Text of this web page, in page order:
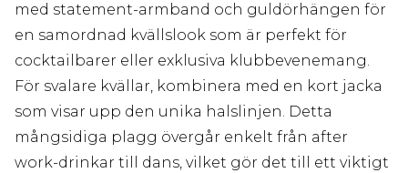
med statement-armband och guldörhängen för
en samordnad kvällslook som är perfekt för
cocktailbarer eller exklusiva klubbevenemang.
För svalare kvällar, kombinera med en kort jacka
som visar upp den unika halslinjen. Detta
mångsidiga plagg övergår enkelt från after
work-drinkar till dans, vilket gör det till ett viktigt